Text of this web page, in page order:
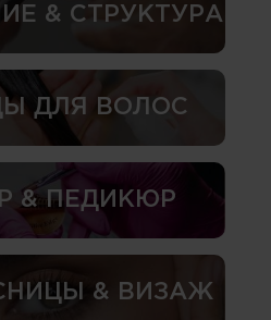
& СТРУКТУРА
ДЛЯ ВОЛОС
& ПЕДИКЮР
& ВИЗАЖ